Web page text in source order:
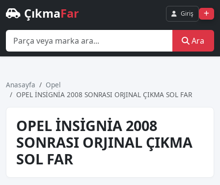
ÇıkmaFar Giriş
Ara
Anasayfa
Opel
OPEL İNSİGNİA 2008 SONRASI ORJINAL ÇIKMA SOL FAR
OPEL İNSİGNİA 2008
SONRASI ORJINAL ÇIKMA
SOL FAR